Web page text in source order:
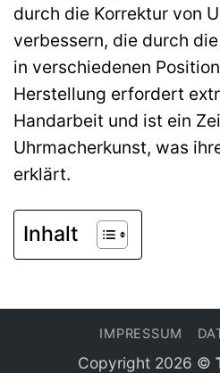
durch die Korrektur von
verbessern, die durch
in verschiedenen
Herstellung erfordert
Handarbeit und ist ein
Uhrmacherkunst, was
erklärt.
Inhalt
IMPRESSUM
Copyright 2026 ©